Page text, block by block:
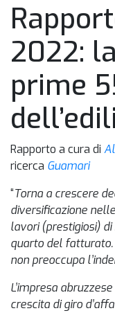
2022:
prime
Rapporto a cura di
ricerca Guamari
“Torna a crescere
diversificazione
lavori (prestigiosi)
quarto del
non preoccupa
L’impresa
crescita di giro